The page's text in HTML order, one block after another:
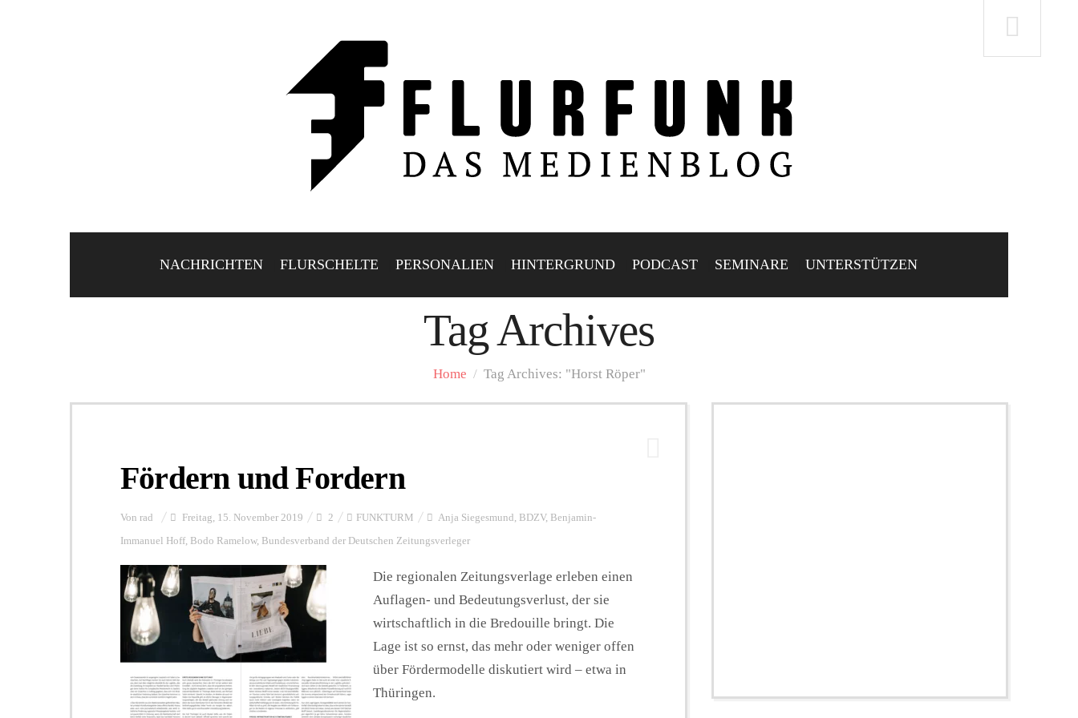
NACHRICHTEN FLURSCHELTE PERSONALIEN HINTERGRUND PODCAST SEMINARE UNTERSTÜTZEN
Tag Archives
Home / Tag Archives: "Horst Röper"
Fördern und Fordern
Von rad Freitag, 15. November 2019 2 FUNKTURM Anja Siegesmund , BDZV, Benjamin-
Immanuel Hoff, Bodo Ramelow, Bundesverband der Deutschen Zeitungsverleger
Die regionalen Zeitungsverlage erleben einen
Auflagen- und Bedeutungsverlust, der sie
wirtschaftlich in die Bredouille bringt. Die
Lage ist so ernst, das mehr oder weniger offen
über Fördermodelle diskutiert wird – etwa in
Thüringen.